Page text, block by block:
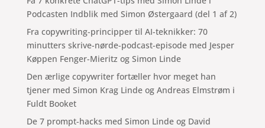
Podcasten Indblik med Simon Østergaard (del 1 af 2)
Fra copywriting-principper til AI-teknikker: 70
minutters skrive-nørde-podcast-episode med Jesper
Køppen Fenger-Mieritz og Simon Linde
Den ærlige copywriter fortæller hvor meget han
tjener med Simon Krag Linde og Andreas Elmstrøm i
Fuldt Booket
De 7 prompt-hacks med Simon Linde og David